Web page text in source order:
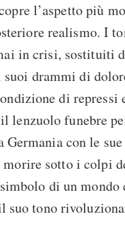
l’aspetto più
realismo. I
in crisi, sostituiti
drammi di
di repressi
lenzuolo funebre
Germania con le
sotto i colpi
di un mondo
suo tono